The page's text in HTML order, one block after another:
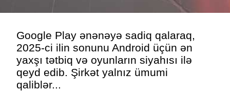
Google Play ənənəyə sadiq qalaraq,
2025-ci ilin sonunu Android üçün ən
yaxşı tətbiq və oyunların siyahısı ilə
qeyd edib. Şirkət yalnız ümumi
qaliblər...
Контакт»